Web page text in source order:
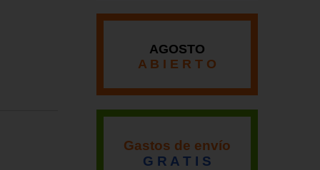
AGOSTO
A B I E R T O
Gastos de envío
G R A T I S